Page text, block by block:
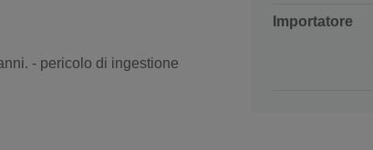
- pericolo di ingestione
Importatore